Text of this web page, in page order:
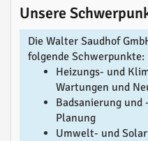
Unsere
Die Walter Saudhof
folgende Schwerpunkte:
Heizungs- und
Wartungen und
Badsanierung
Planung
Umwelt- und